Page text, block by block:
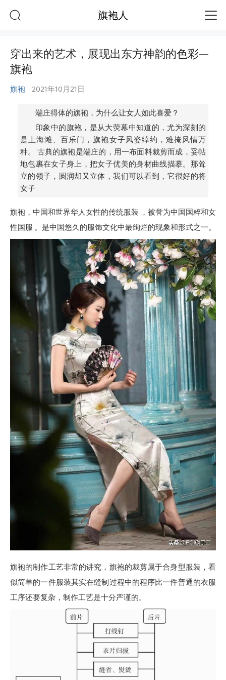
旗袍人
穿出来的艺术，展现出东方神韵的色彩—
旗袍
旗袍 2021年10月21日
端庄得体的旗袍，为什么让女人如此喜爱？
印象中的旗袍，是从大荧幕中知道的，尤为深刻的
是上海滩、百乐门，旗袍女子风姿绰约，难掩风情万
种。 古典的旗袍是端庄的，用一布面料裁剪而成，妥帖
地包裹在女子身上，把女子优美的身材曲线描摹。那耸
立的领子，圆润却又立体，我们可以看到，它很好的将
女子
旗袍，中国和世界华人女性的传统服装 ，被誉为中国国粹和女
性国服 。 是中国悠久的服饰文化中最绚烂的现象和形式之一。
旗袍的制作工艺非常的讲究，旗袍的裁剪属于合身型服装，看
似简单的一件服装其实在缝制过程中的程序比一件普通的衣服
工序还要复杂，制作工艺是十分严谨的。